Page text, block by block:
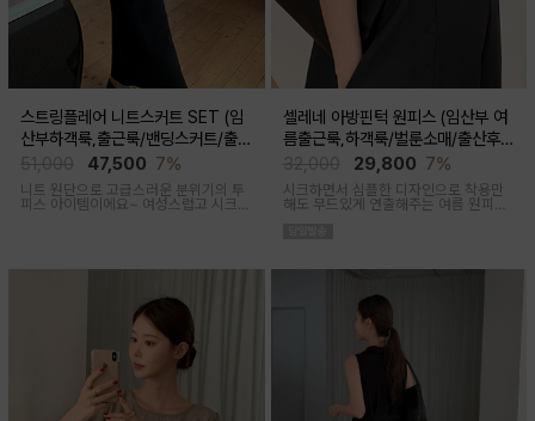
스트링플레어 니트스커트 SET (임
산부하객룩,출근룩/밴딩스커트/출산
후 착용가능)47,500 7%
니트 원단으로 고급스러운 분위기의 투
피스 아이템이에요~ 여성스럽고 시크한
셀레네 아방핀턱 원피스 (임산부 여
름출근룩,하객룩/벌룬소매/출산후
29,800 7%
시크하면서 심플한 디자인으로 착용만
해도 무드있게 연출해주는 여름 원피스